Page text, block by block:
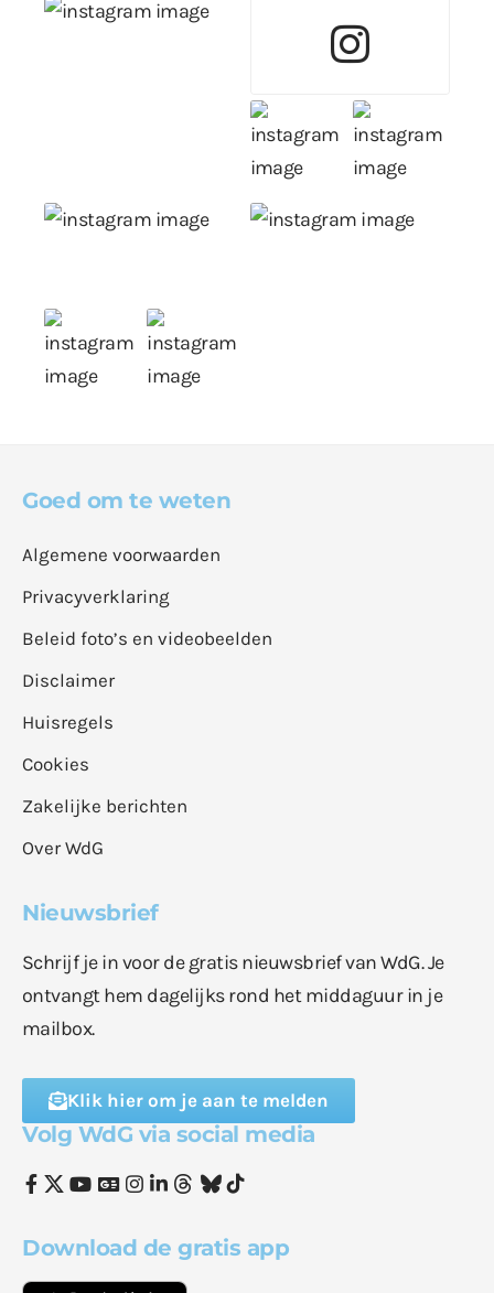
Goed om te weten
Algemene voorwaarden
Privacyverklaring
Beleid foto’s en videobeelden
Disclaimer
Huisregels
Cookies
Zakelijke berichten
Over WdG
Nieuwsbrief
Schrijf je in voor de gratis nieuwsbrief van WdG. Je
ontvangt hem dagelijks rond het middaguur in je
mailbox.
Klik hier om je aan te melden
Volg WdG via social media
Download de gratis app